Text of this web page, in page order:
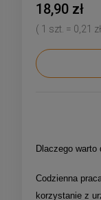
18,90 zł
( 1 szt. = 0,21
Dlaczego
Codzienna
korzystanie z